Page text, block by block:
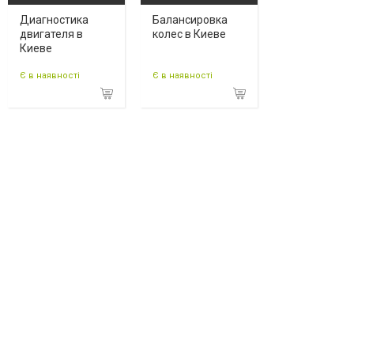
Диагностика
двигателя в
Киеве
Є в наявності
Балансировка
колес в Киеве
Є в наявності